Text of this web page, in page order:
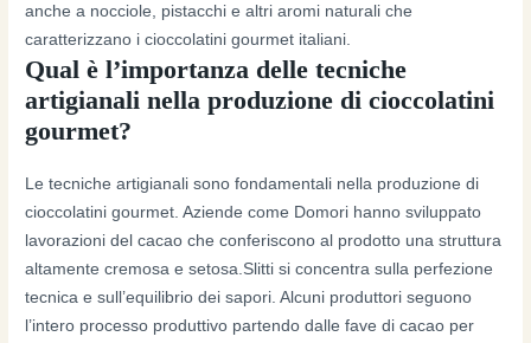
anche a nocciole, pistacchi e altri aromi naturali che
caratterizzano i cioccolatini gourmet italiani.
Qual è l’importanza delle tecniche
artigianali nella produzione di cioccolatini
gourmet?
Le tecniche artigianali sono fondamentali nella produzione di
cioccolatini gourmet. Aziende come Domori hanno sviluppato
lavorazioni del cacao che conferiscono al prodotto una struttura
altamente cremosa e setosa.Slitti si concentra sulla perfezione
tecnica e sull’equilibrio dei sapori. Alcuni produttori seguono
l’intero processo produttivo partendo dalle fave di cacao per